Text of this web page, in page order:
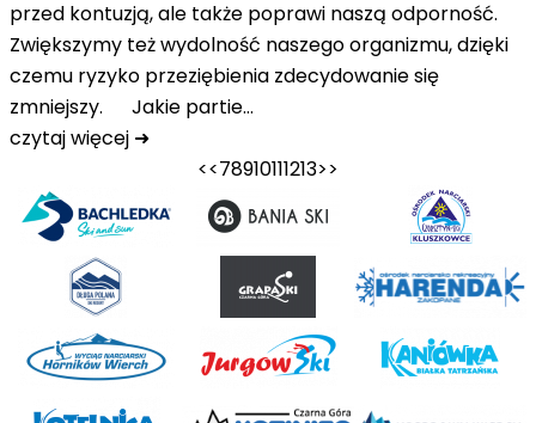
przed kontuzją, ale także poprawi naszą odporność.
Zwiększymy też wydolność naszego organizmu, dzięki
czemu ryzyko przeziębienia zdecydowanie się
zmniejszy. Jakie partie…
czytaj więcej ➜
<<78910111213>>